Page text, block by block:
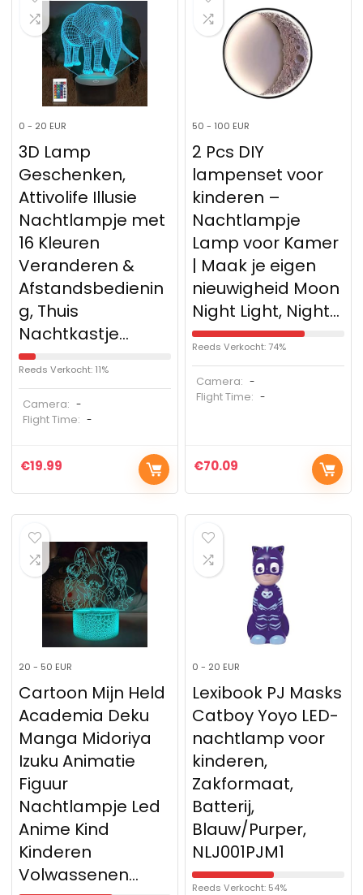
0 - 20 EUR
3D Lamp
Geschenken,
Attivolife Illusie
Nachtlampje met
16 Kleuren
Veranderen &
Afstandsbedienin
g, Thuis
Nachtkastje…
Reeds Verkocht: 11%
Camera: -
Flight Time: -
€19.99
50 - 100 EUR
2 Pcs DIY
lampenset voor
kinderen –
Nachtlampje
Lamp voor Kamer
| Maak je eigen
nieuwigheid Moon
Night Light, Night…
Reeds Verkocht: 74%
Camera: -
Flight Time: -
€70.09
20 - 50 EUR
Cartoon Mijn Held
Academia Deku
Manga Midoriya
Izuku Animatie
Figuur
Nachtlampje Led
Anime Kind
Kinderen
Volwassenen…
0 - 20 EUR
Lexibook PJ Masks
Catboy Yoyo LED-
nachtlamp voor
kinderen,
Zakformaat,
Batterij,
Blauw/Purper,
NLJ001PJM1
Reeds Verkocht: 54%